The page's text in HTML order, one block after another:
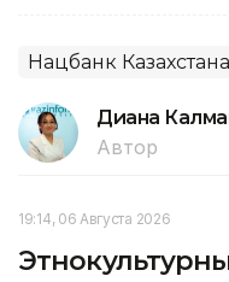
Нацбанк Казахстана
Диана
Автор
19:14, 06 Августа 2026